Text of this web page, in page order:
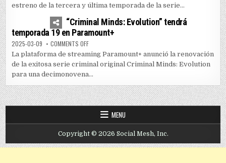
estreno de la tercera y última temporada de la serie...
0 3604
“Criminal Minds: Evolution” tendrá
temporada 19 en Paramount+
2025-03-09 COMMENTS OFFON “CRIMINAL MINDS: EVOLUTION” TENDRÁ
La plataforma de streaming Paramount+ anunció la renovación
de la exitosa serie criminal original Criminal Minds: Evolution
para una decimonovena...
MENU
Copyright © 2026 Social Mesh, Inc.